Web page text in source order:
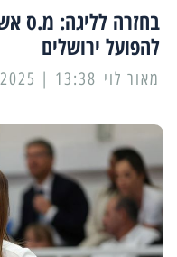
בחזרה לליגה: מ.ס
להפועל ירושלים
מאור לוי 13:38 | 28/03/2025